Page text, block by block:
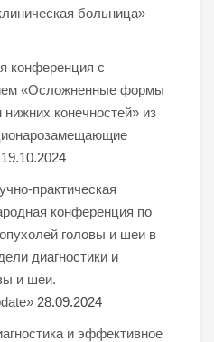
больница»
конференция с
«Осложненные формы
конечностей» из
19.10.2024
практическая
конференция по
головы и шеи в
диагностики и
и шеи.
28.09.2024
и эффективное